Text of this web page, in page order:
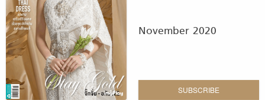
November 2020
SUBSCRIBE